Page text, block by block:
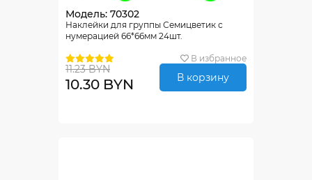
Модель: 70302
Наклейки для группы Семицветик с
нумерацией 66*66мм 24шт.
В избранное
11.23 BYN
10.30 BYN В корзину